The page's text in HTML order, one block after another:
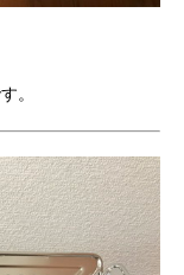
。